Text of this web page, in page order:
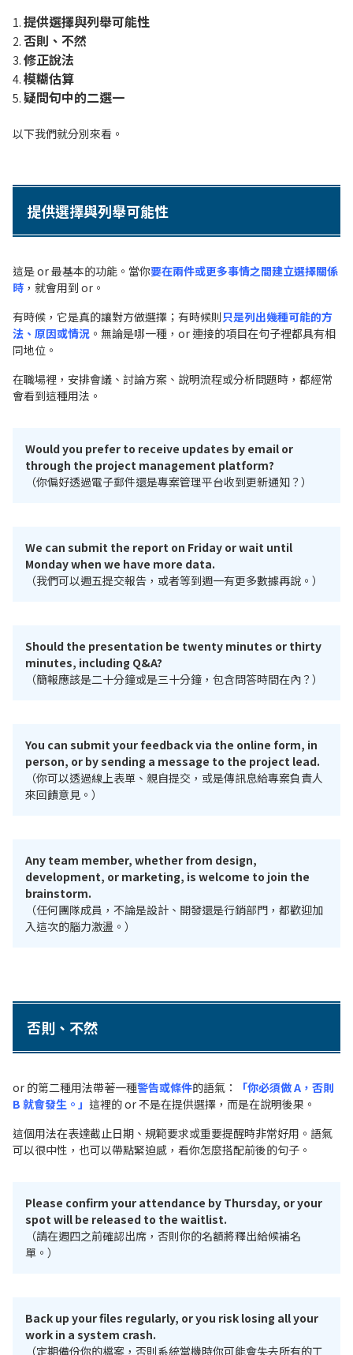
提供選擇與列舉可能性
否則、不然
修正說法
模糊估算
疑問句中的二選一
以下我們就分別來看。
提供選擇與列舉可能性
這是 or 最基本的功能。當你要在兩件或更多事情之間建立選擇關係
時 ，就會用到 or。
有時候，它是真的讓對方做選擇；有時候則只是列出幾種可能的方
法、原因或情況 。無論是哪一種，or 連接的項目在句子裡都具有相
同地位。
在職場裡，安排會議、討論方案、說明流程或分析問題時，都經常
會看到這種用法。
Would you prefer to receive updates by email or
through the project management platform?
（你偏好透過電子郵件還是專案管理平台收到更新通知？）
We can submit the report on Friday or wait until
Monday when we have more data.
（我們可以週五提交報告，或者等到週一有更多數據再說。）
Should the presentation be twenty minutes or thirty
minutes, including Q&A?
（簡報應該是二十分鐘或是三十分鐘，包含問答時間在內？）
You can submit your feedback via the online form, in
person, or by sending a message to the project lead.
（你可以透過線上表單、親自提交，或是傳訊息給專案負責人
來回饋意見。）
Any team member, whether from design,
development, or marketing, is welcome to join the
brainstorm.
（任何團隊成員，不論是設計、開發還是行銷部門，都歡迎加
入這次的腦力激盪。）
否則、不然
or 的第二種用法帶著一種警告或條件的語氣：
「你必須做 A，否則
B 就會發生。」 這裡的 or 不是在提供選擇，而是在說明後果。
這個用法在表達截止日期、規範要求或重要提醒時非常好用。語氣
可以很中性，也可以帶點緊迫感，看你怎麼搭配前後的句子。
Please confirm your attendance by Thursday, or your
spot will be released to the waitlist.
（請在週四之前確認出席，否則你的名額將釋出給候補名
單。）
Back up your files regularly, or you risk losing all your
work in a system crash.
（定期備份你的檔案，否則系統當機時你可能會失去所有的工